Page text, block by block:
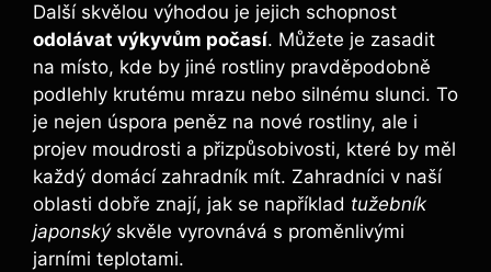
Další skvělou výhodou je jejich schopnost
odolávat výkyvům počasí. Můžete je zasadit
na místo, kde by jiné rostliny pravděpodobně
podlehly krutému mrazu nebo silnému slunci. To
je nejen úspora peněz na nové rostliny, ale i
projev moudrosti a přizpůsobivosti, které by měl
každý domácí zahradník mít. Zahradníci v naší
oblasti dobře znají, jak se například tužebník
japonskýskvěle vyrovnává s proměnlivými
jarními teplotami.